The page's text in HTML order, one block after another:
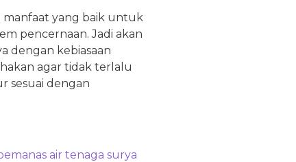
manfaat yang baik untuk
pencernaan. Jadi akan
dengan kebiasaan
agar tidak terlalu
sesuai dengan
air tenaga surya